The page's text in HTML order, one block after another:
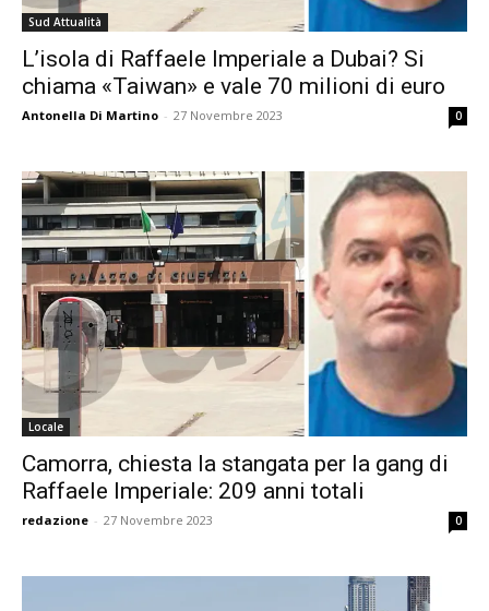
Sud Attualità
L’isola di Raffaele Imperiale a Dubai? Si
chiama «Taiwan» e vale 70 milioni di euro
Antonella Di Martino - 27 Novembre 2023 0
Locale
Camorra, chiesta la stangata per la gang di
Raffaele Imperiale: 209 anni totali
redazione - 27 Novembre 2023 0